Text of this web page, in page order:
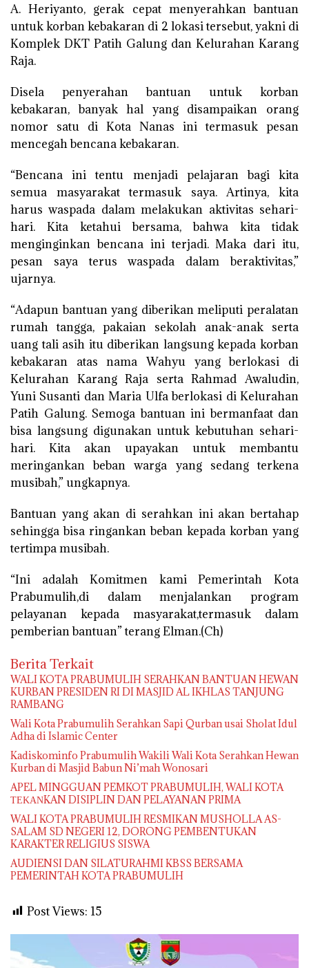
A. Heriyanto, gerak cepat menyerahkan bantuan
untuk korban kebakaran di 2 lokasi tersebut, yakni di
Komplek DKT Patih Galung dan Kelurahan Karang
Raja.
Disela penyerahan bantuan untuk korban
kebakaran, banyak hal yang disampaikan orang
nomor satu di Kota Nanas ini termasuk pesan
mencegah bencana kebakaran.
“Bencana ini tentu menjadi pelajaran bagi kita
semua masyarakat termasuk saya. Artinya, kita
harus waspada dalam melakukan aktivitas sehari-
hari. Kita ketahui bersama, bahwa kita tidak
menginginkan bencana ini terjadi. Maka dari itu,
pesan saya terus waspada dalam beraktivitas,”
ujarnya.
“Adapun bantuan yang diberikan meliputi peralatan
rumah tangga, pakaian sekolah anak-anak serta
uang tali asih itu diberikan langsung kepada korban
kebakaran atas nama Wahyu yang berlokasi di
Kelurahan Karang Raja serta Rahmad Awaludin,
Yuni Susanti dan Maria Ulfa berlokasi di Kelurahan
Patih Galung. Semoga bantuan ini bermanfaat dan
bisa langsung digunakan untuk kebutuhan sehari-
hari. Kita akan upayakan untuk membantu
meringankan beban warga yang sedang terkena
musibah,” ungkapnya.
Bantuan yang akan di serahkan ini akan bertahap
sehingga bisa ringankan beban kepada korban yang
tertimpa musibah.
“Ini adalah Komitmen kami Pemerintah Kota
Prabumulih,di dalam menjalankan program
pelayanan kepada masyarakat,termasuk dalam
pemberian bantuan” terang Elman.(Ch)
Berita Terkait
WALI KOTA PRABUMULIH SERAHKAN BANTUAN HEWAN
KURBAN PRESIDEN RI DI MASJID AL IKHLAS TANJUNG
RAMBANG
Wali Kota Prabumulih Serahkan Sapi Qurban usai Sholat Idul
Adha di Islamic Center
Kadiskominfo Prabumulih Wakili Wali Kota Serahkan Hewan
Kurban di Masjid Babun Ni’mah Wonosari
APEL MINGGUAN PEMKOT PRABUMULIH, WALI KOTA
ΤΕΚΑΝKAN DISIPLIN DAN PELAYANAN PRIMA
WALI KOTA PRABUMULIH RESMIKAN MUSHOLLA AS-
SALAM SD NEGERI 12, DORONG PEMBENTUKAN
KARAKTER RELIGIUS SISWA
AUDIENSI DAN SILATURAHMI KBSS BERSAMA
PEMERINTAH KOTA PRABUMULIH
Post Views: 15